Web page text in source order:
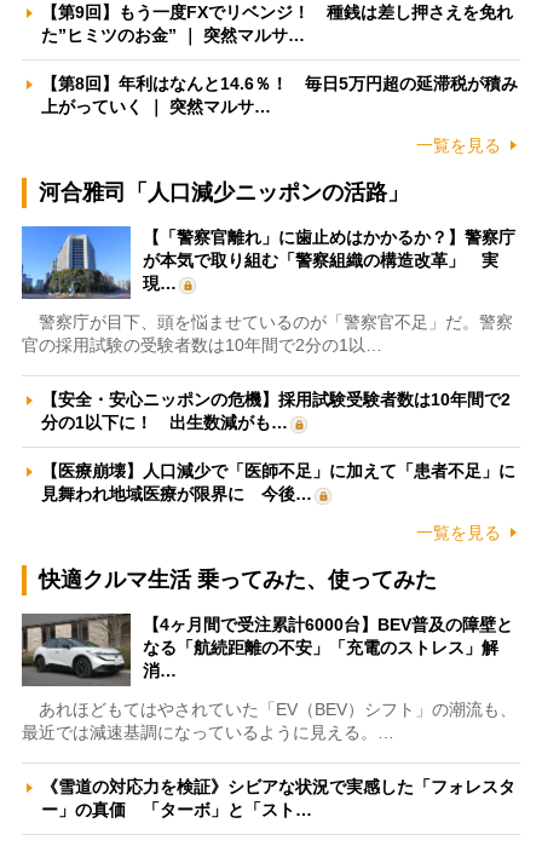
【第9回】もう一度FXでリベンジ！ 種銭は差し押さえを免れ
た”ヒミツのお金” ｜ 突然マルサ…
【第8回】年利はなんと14.6％！ 毎日5万円超の延滞税が積み
上がっていく ｜ 突然マルサ…
一覧を見る
河合雅司「人口減少ニッポンの活路」
【「警察官離れ」に歯止めはかかるか？】警察庁
が本気で取り組む「警察組織の構造改革」 実
現…
警察庁が目下、頭を悩ませているのが「警察官不足」だ。警察
官の採用試験の受験者数は10年間で2分の1以…
【安全・安心ニッポンの危機】採用試験受験者数は10年間で2
分の1以下に！ 出生数減がも…
【医療崩壊】人口減少で「医師不足」に加えて「患者不足」に
見舞われ地域医療が限界に 今後…
一覧を見る
快適クルマ生活 乗ってみた、使ってみた
【4ヶ月間で受注累計6000台】BEV普及の障壁と
なる「航続距離の不安」「充電のストレス」解
消…
あれほどもてはやされていた「EV（BEV）シフト」の潮流も、
最近では減速基調になっているように見える。…
《雪道の対応力を検証》シビアな状況で実感した「フォレスタ
ー」の真価 「ターボ」と「スト…